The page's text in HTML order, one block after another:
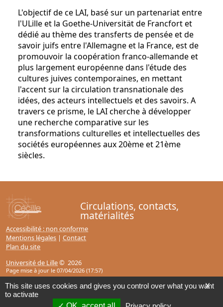
L'objectif de ce LAI, basé sur un partenariat entre
l'ULille et la Goethe-Universität de Francfort et
dédié au thème des transferts de pensée et de
savoir juifs entre l'Allemagne et la France, est de
promouvoir la coopération franco-allemande et
plus largement européenne dans l'étude des
cultures juives contemporaines, en mettant
l'accent sur la circulation transnationale des
idées, des acteurs intellectuels et des savoirs. A
travers ce prisme, le LAI cherche à développer
une recherche comparative sur les
transformations culturelles et intellectuelles des
sociétés européennes aux 20ème et 21ème
siècles.
Circulations, contacts,
matérialités
Accessibilité : non conforme
Mentions légales | Contact
Plan du site
Université de Lille© 2026
Page mise à jour le 07/04/2026 (17:57)
X
This site uses cookies and gives you control over what you want
to activate